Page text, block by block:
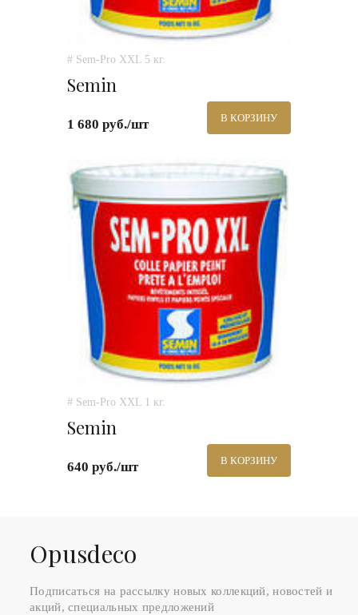
# Sem-Pro XXL 5 кг.
Semin
1 680 руб./шт В КОРЗИНУ
# Sem-Pro XXL 1 кг.
Semin
640 руб./шт В КОРЗИНУ
Оpusdeco
Подписаться на рассылку новых коллекций, новостей и
акций, специальных предложений